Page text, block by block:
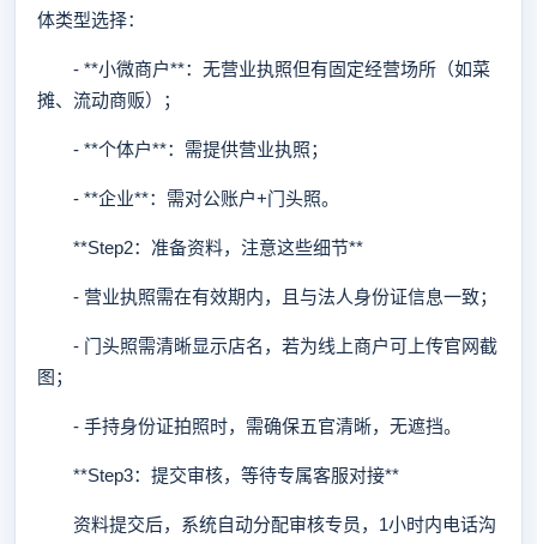
体类型选择：
- **小微商户**：无营业执照但有固定经营场所（如菜
摊、流动商贩）；
- **个体户**：需提供营业执照；
- **企业**：需对公账户+门头照。
**Step2：准备资料，注意这些细节**
- 营业执照需在有效期内，且与法人身份证信息一致；
- 门头照需清晰显示店名，若为线上商户可上传官网截
图；
- 手持身份证拍照时，需确保五官清晰，无遮挡。
**Step3：提交审核，等待专属客服对接**
资料提交后，系统自动分配审核专员，1小时内电话沟